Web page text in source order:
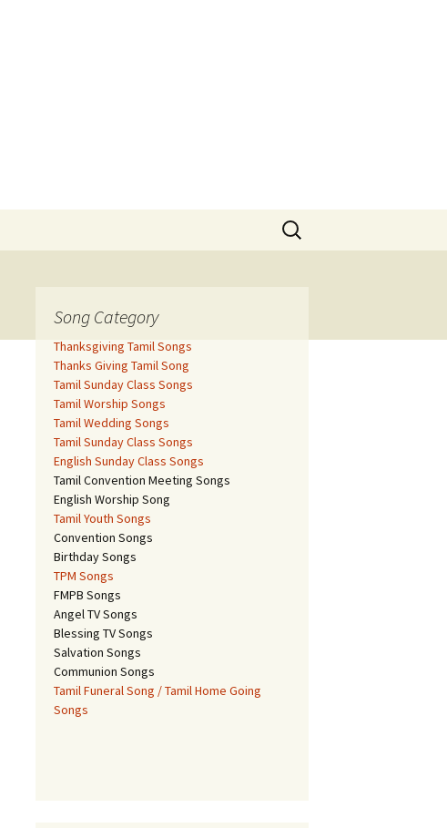
Search
for:
Song Category
Thanksgiving Tamil Songs
Thanks Giving Tamil Song
Tamil Sunday Class Songs
Tamil Worship Songs
Tamil Wedding Songs
Tamil Sunday Class Songs
English Sunday Class Songs
Tamil Convention Meeting Songs
English Worship Song
Tamil Youth Songs
Convention Songs
Birthday Songs
TPM Songs
FMPB Songs
Angel TV Songs
Blessing TV Songs
Salvation Songs
Communion Songs
Tamil Funeral Song / Tamil Home Going
Songs